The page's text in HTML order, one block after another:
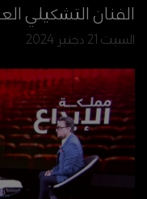
الفنان التشكيلي
السبت 21 دجنبر 2024